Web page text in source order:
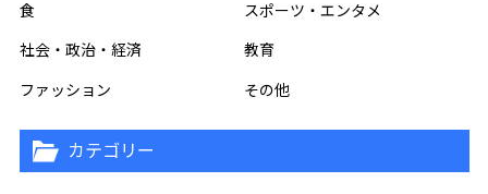
食 スポーツ・エンタメ
社会・政治・経済 教育
ファッション その他
カテゴリー